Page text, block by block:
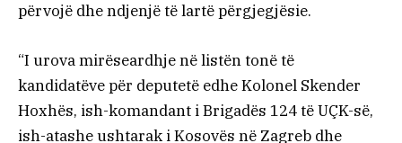
përvojë dhe ndjenjë të lartë përgjegjësie.
“I urova mirëseardhje në listën tonë të
kandidatëve për deputetë edhe Kolonel Skender
Hoxhës, ish-komandant i Brigadës 124 të UÇK-së,
ish-atashe ushtarak i Kosovës në Zagreb dhe